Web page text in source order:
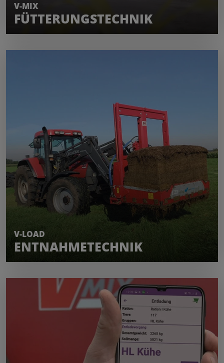
V-MIX
FÜTTERUNGSTECHNIK
V-LOAD
ENTNAHMETECHNIK
MEHR ERFAHREN